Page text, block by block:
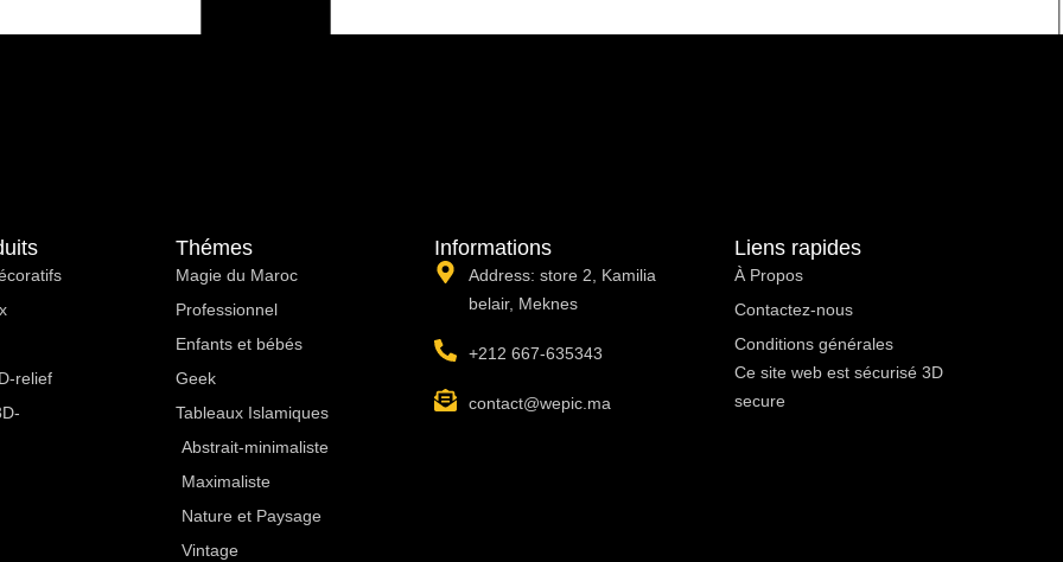
relief
Thémes
Magie du Maroc
Professionnel
Enfants et bébés
Geek
Tableaux Islamiques
Abstrait-minimaliste
Maximaliste
Nature et Paysage
Vintage
Informations
Address: store 2, Kamilia
belair, Meknes
+212 667-635343
contact@wepic.ma
Liens rapides
À Propos ​
Contactez-nous
Conditions générales
Ce site web est sécurisé 3D
secure